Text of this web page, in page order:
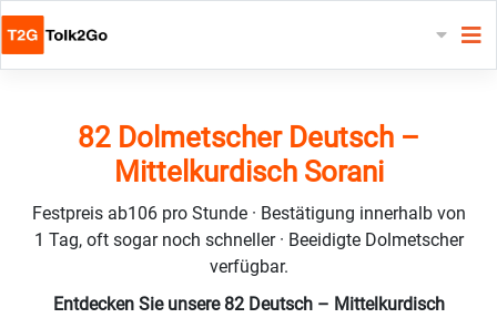
82 Dolmetscher Deutsch –
Mittelkurdisch Sorani
Festpreis ab106 pro Stunde · Bestätigung innerhalb von
1 Tag, oft sogar noch schneller · Beeidigte Dolmetscher
verfügbar.
Entdecken Sie unsere 82 Deutsch – Mittelkurdisch